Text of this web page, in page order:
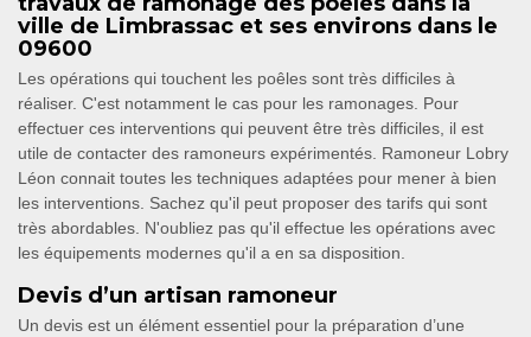
ville de Limbrassac et ses environs dans le
09600
Les opérations qui touchent les poêles sont très difficiles à
réaliser. C'est notamment le cas pour les ramonages. Pour
effectuer ces interventions qui peuvent être très difficiles, il est
utile de contacter des ramoneurs expérimentés. Ramoneur Lobry
Léon connait toutes les techniques adaptées pour mener à bien
les interventions. Sachez qu'il peut proposer des tarifs qui sont
très abordables. N'oubliez pas qu'il effectue les opérations avec
les équipements modernes qu'il a en sa disposition.
Devis d’un artisan ramoneur
Un devis est un élément essentiel pour la préparation d’une